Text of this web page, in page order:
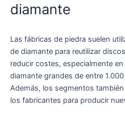
diamante
Las fábricas de piedra suelen
de diamante para reutilizar
reducir costes, especialmente
diamante grandes de entre
Además, los segmentos
los fabricantes para producir